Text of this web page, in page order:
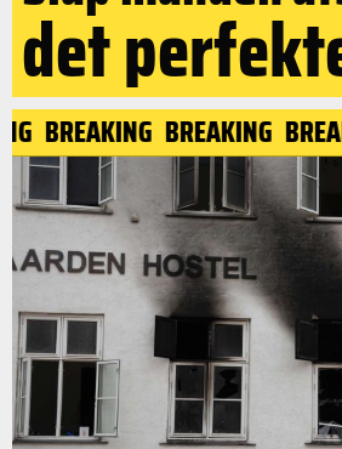
det
BREAKING BREAKING